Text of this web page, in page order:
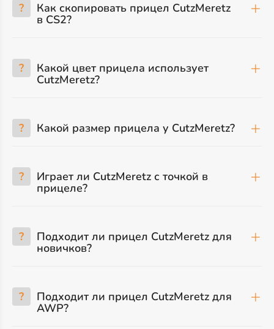
? Как скопировать прицел CutzMeretz
в CS2?
? Какой цвет прицела использует
CutzMeretz?
? Какой размер прицела у CutzMeretz?
? Играет ли CutzMeretz с точкой в
прицеле?
? Подходит ли прицел CutzMeretz для
новичков?
? Подходит ли прицел CutzMeretz для
AWP?